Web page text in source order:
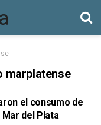
marplatense
el consumo de
del Plata